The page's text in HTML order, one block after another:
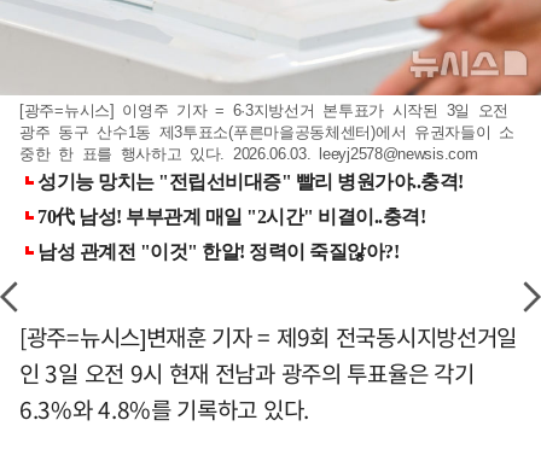
[광주=뉴시스] 이영주 기자 = 6·3지방선거 본투표가 시작된 3일 오전
광주 동구 산수1동 제3투표소(푸른마을공동체센터)에서 유권자들이 소
중한 한 표를 행사하고 있다. 2026.06.03.
leeyj2578@newsis.com
[광주=뉴시스]변재훈 기자 = 제9회 전국동시지방선거일
인 3일 오전 9시 현재 전남과 광주의 투표율은 각기
6.3%와 4.8%를 기록하고 있다.